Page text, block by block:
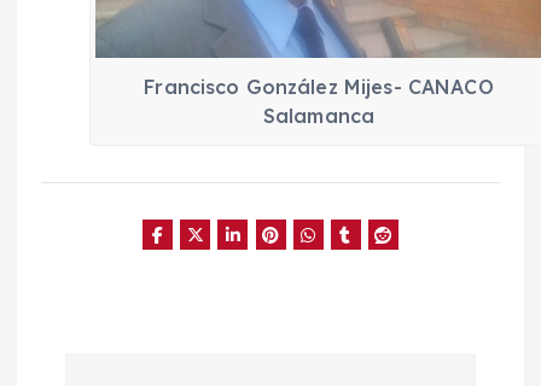
Francisco González Mijes- CANACO
Salamanca